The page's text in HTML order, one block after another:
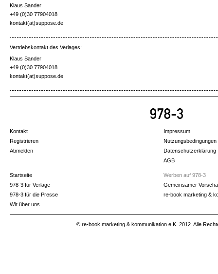
Klaus Sander
+49 (0)30 77904018
kontakt(at)suppose.de
Vertriebskontakt des Verlages:
Klaus Sander
+49 (0)30 77904018
kontakt(at)suppose.de
Kontakt
Registrieren
Abmelden
Impressum
Nutzungsbedingungen
Datenschutzerklärung
AGB
Startseite
978-3 für Verlage
978-3 für die Presse
Wir über uns
Werben auf 978-3
Gemeinsamer
re-book marketing &
© re-book marketing & kommunikation e.K. 2012. Alle